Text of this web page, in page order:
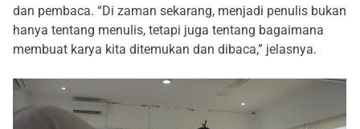
dan pembaca. “Di zaman sekarang, menjadi penulis bukan
hanya tentang menulis, tetapi juga tentang bagaimana
membuat karya kita ditemukan dan dibaca,” jelasnya.